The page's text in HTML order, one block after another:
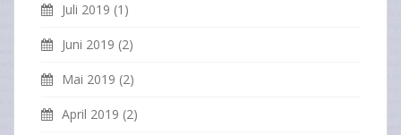
Juli 2019 (1)
Juni 2019 (2)
Mai 2019 (2)
April 2019 (2)